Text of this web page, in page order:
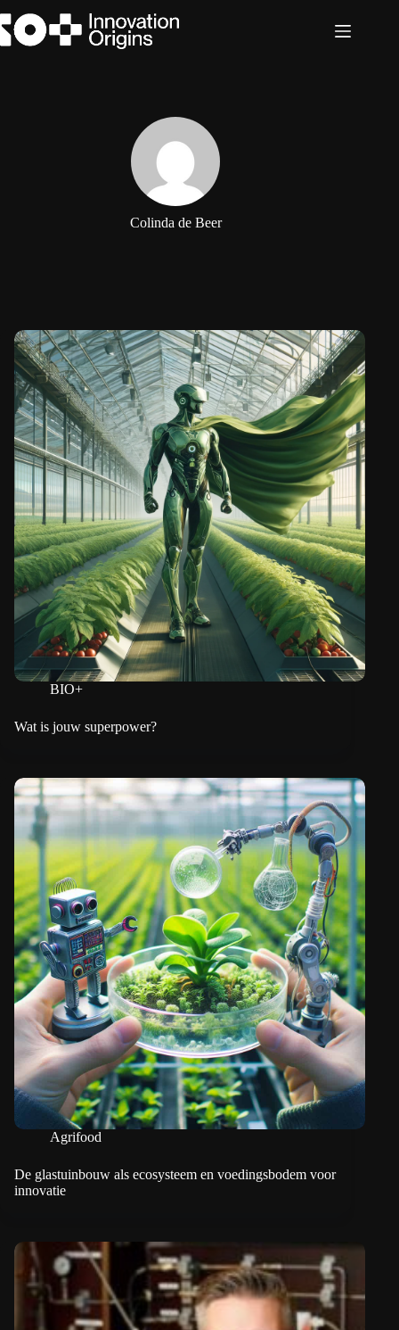
naar
de
Colinda de Beer
BIO+
Wat is jouw superpower?
Agrifood
De glastuinbouw als ecosysteem en voedingsbodem voor
innovatie